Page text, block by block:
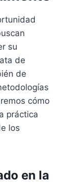
su
de
de
cómo
práctica
los
en la